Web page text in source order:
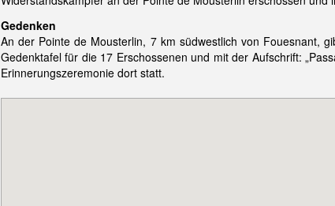
Gedenken
An der Pointe de Mousterlin, 7 km südwestlich von Fouesnant,
Gedenktafel für die 17 Erschossenen und mit der Aufschrift:
Erinnerungszeremonie dort statt.